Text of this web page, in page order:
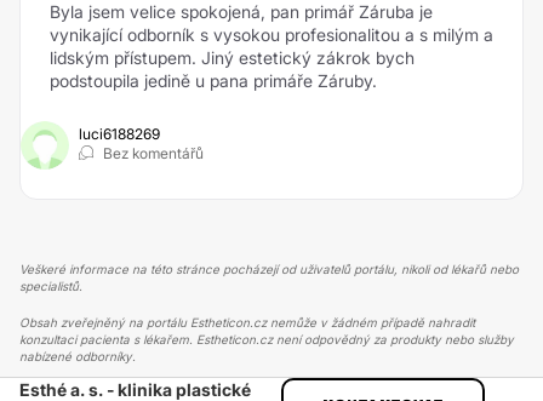
Byla jsem velice spokojená, pan primář Záruba je
vynikající odborník s vysokou profesionalitou a s milým a
lidským přístupem. Jiný estetický zákrok bych
podstoupila jedině u pana primáře Záruby.
luci6188269
Bez komentářů
Veškeré informace na této stránce pocházejí od uživatelů portálu, nikoli od lékařů nebo
specialistů.
Obsah zveřejněný na portálu Estheticon.cz nemůže v žádném případě nahradit
konzultaci pacienta s lékařem. Estheticon.cz není odpovědný za produkty nebo služby
nabízené odborníky.
Esthé a. s. - klinika plastické
ESTHETICON
PŘÍBĚHY